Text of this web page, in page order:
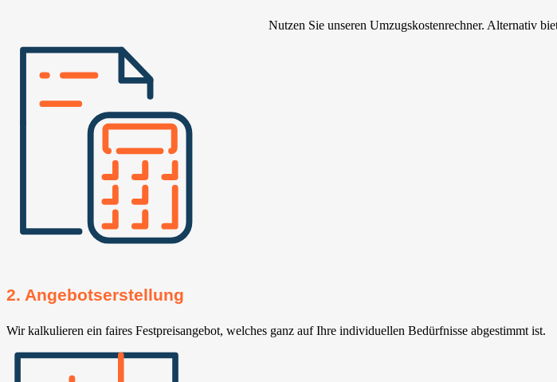
Nutzen Sie unseren Umzugskostenrechner. Alternativ
2. Angebotserstellung
Wir kalkulieren ein faires Festpreisangebot, welches ganz auf Ihre individuellen Bedürfnisse abgestimmt ist.